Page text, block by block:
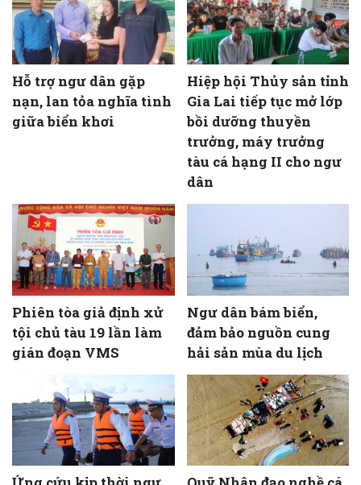
Hỗ trợ ngư dân gặp
nạn, lan tỏa nghĩa tình
giữa biển khơi
Hiệp hội Thủy sản tỉnh
Gia Lai tiếp tục mở lớp
bồi dưỡng thuyền
trưởng, máy trưởng
tàu cá hạng II cho ngư
dân
Phiên tòa giả định xử
tội chủ tàu 19 lần làm
gián đoạn VMS
Ngư dân bám biển,
đảm bảo nguồn cung
hải sản mùa du lịch